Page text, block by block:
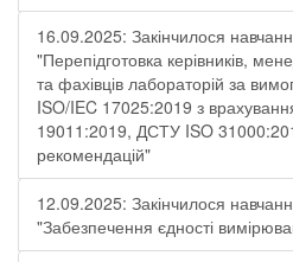
16.09.2025: Закінчилося
"Перепідготовка керівників,
та фахівців лабораторій за
ISO/IEC 17025:2019 з
19011:2019, ДСТУ ISO
рекомендацій"
12.09.2025: Закінчилося
"Забезпечення єдності